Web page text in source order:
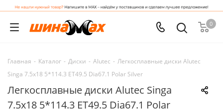
0
Главная - Каталог - Диски - Alutec - Легкосплавные диски Alutec
Singa 7.5x18 5*114.3 ET49.5 Dia67.1 Polar Silver
Легкосплавные диски Alutec Singa
7.5x18 5*114.3 ET49.5 Dia67.1 Polar